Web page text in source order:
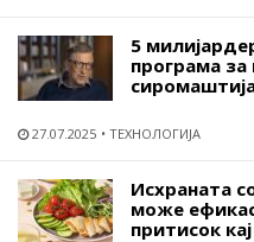
5
програма
27.07.2025 ТЕХНОЛОГИЈА
Исхраната
може
притисок